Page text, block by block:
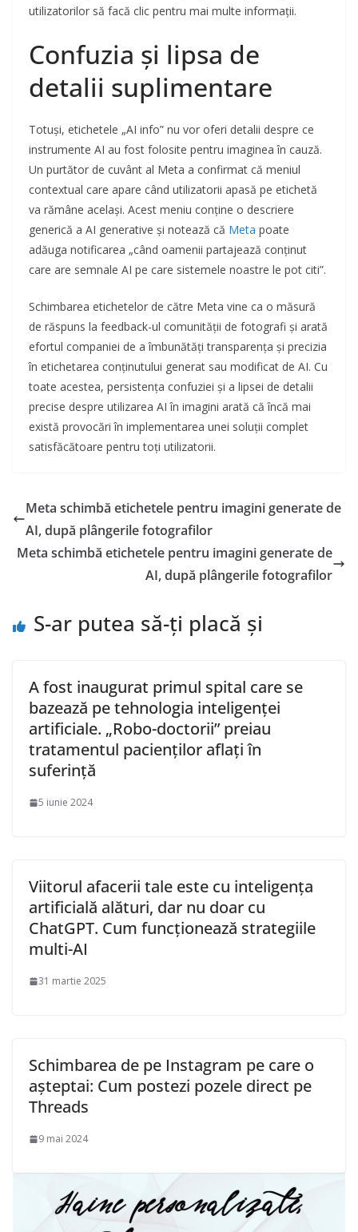
utilizatorilor să facă clic pentru mai multe informații.
Confuzia și lipsa de
detalii suplimentare
Totuși, etichetele „AI info” nu vor oferi detalii despre ce
instrumente AI au fost folosite pentru imaginea în cauză.
Un purtător de cuvânt al Meta a confirmat că meniul
contextual care apare când utilizatorii apasă pe etichetă
va rămâne același. Acest meniu conține o descriere
generică a AI generative și notează că Meta poate
adăuga notificarea „când oamenii partajează conținut
care are semnale AI pe care sistemele noastre le pot citi”.
Schimbarea etichetelor de către Meta vine ca o măsură
de răspuns la feedback-ul comunității de fotografi și arată
efortul companiei de a îmbunătăți transparența și precizia
în etichetarea conținutului generat sau modificat de AI. Cu
toate acestea, persistența confuziei și a lipsei de detalii
precise despre utilizarea AI în imagini arată că încă mai
există provocări în implementarea unei soluții complet
satisfăcătoare pentru toți utilizatorii.
Meta schimbă etichetele pentru imagini generate de
AI, după plângerile fotografilor
Meta schimbă etichetele pentru imagini generate de
AI, după plângerile fotografilor
S-ar putea să-ți placă și
A fost inaugurat primul spital care se
bazează pe tehnologia inteligenței
artificiale. „Robo-doctorii” preiau
tratamentul pacienților aflați în
suferință
5 iunie 2024
Viitorul afacerii tale este cu inteligența
artificială alături, dar nu doar cu
ChatGPT. Cum funcționează strategiile
multi-AI
31 martie 2025
Schimbarea de pe Instagram pe care o
așteptai: Cum postezi pozele direct pe
Threads
9 mai 2024